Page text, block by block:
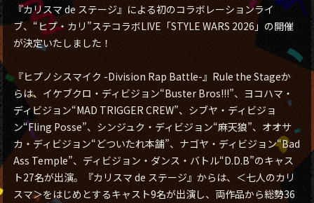
『カリスマ de ステージ』による初のコラボレーションライ
ブ、“ヒプ・カリ”ステコラボLIVE「STYLE WARS 2026」の開催
が決定いたしました！
『ヒプノシスマイク -Division Rap Battle-』Rule the Stageか
らは、イケブクロ・ディビジョン“Buster Bros!!!”、ヨコハマ・
ディビジョン“MAD TRIGGER CREW”、シブヤ・ディビジョ
ン“Fling Posse”、シンジュク・ディビジョン“麻天狼”、オオサ
カ・ディビジョン“どついたれ本舗”、ナゴヤ・ディビジョン“Bad
Ass Temple”、ディビジョン・ダンス・バトル“D.D.B”のキャス
ト27名が出演。『カリスマ de ステージ』からは、＜七人のカリ
スマ＞をはじめとするキャスト9名が出演し、両作品から総勢36